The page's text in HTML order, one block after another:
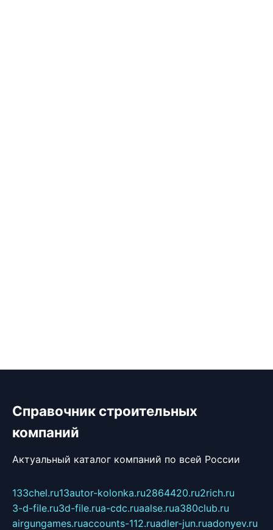
Справочник строительных
компаний
Актуальный каталог компаний по всей России
133chel.ru13autor-kolonka.ru2864420.ru2rich.ru
3-d-file.ru3d-file.rua-cdc.ruaalse.rua380club.ru
airgungames.ruaccounts-112.ruadler-jun.ruadonyev.ru